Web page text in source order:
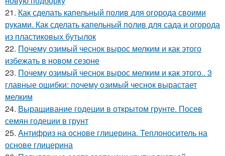
21. Как сделать капельный полив для огорода своими
руками. Как сделать капельный полив для сада и огорода
из пластиковых бутылок
22. Почему озимый чеснок вырос мелким и как этого
избежать в новом сезоне
23. Почему озимый чеснок вырос мелким и как этого.. 3
главные ошибки: почему озимый чеснок вырастает
мелким
24. Выращивание годеции в открытом грунте. Посев
семян годеции в грунт
25. Антифриз на основе глицерина. Теплоноситель на
основе глицерина